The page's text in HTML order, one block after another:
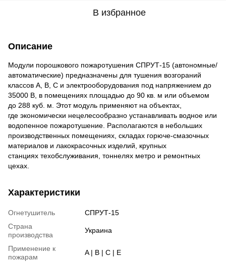
В избранное
Описание
Модули порошкового пожаротушения СПРУТ-15 (автономные/
автоматические) предназначены для тушения возгораний
классов A, B, C и электрооборудования под напряжением до
35000 В, в помещениях площадью до 90 кв. м или объемом
до 288 куб. м. Этот модуль применяют на объектах,
где экономически нецелесообразно устанавливать водное или
водопенное пожаротушение. Располагаются в небольших
производственных помещениях, складах горюче-смазочных
материалов и лакокрасочных изделий, крупных
станциях техобслуживания, тоннелях метро и ремонтных
цехах.
Характеристики
Огнетушитель
СПРУТ-15
Страна
производства
Украина
Применение к
пожарам
A | B | C | E